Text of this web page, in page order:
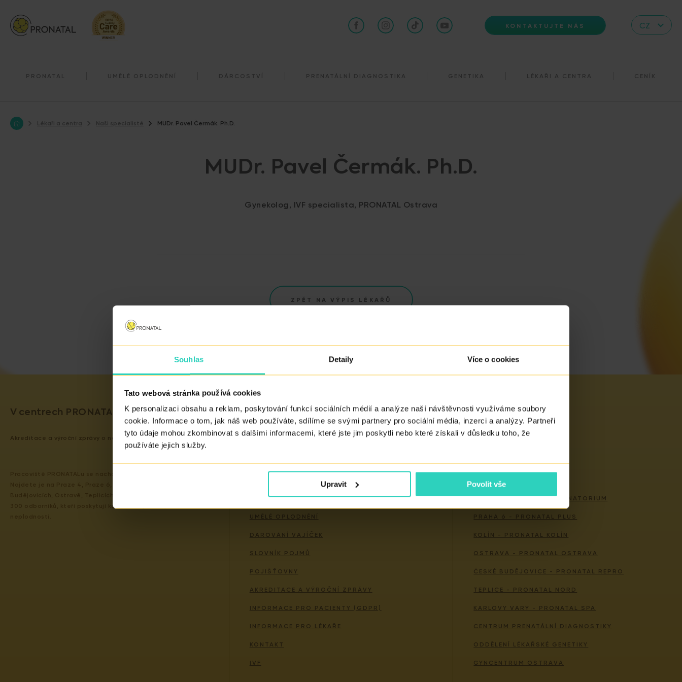
Souhlas Detaily Více o cookies
Tato webová stránka používá cookies
K personalizaci obsahu a reklam, poskytování funkcí sociálních médií a analýze naší návštěvnosti využíváme soubory
cookie. Informace o tom, jak náš web používáte, sdílíme se svými partnery pro sociální média, inzerci a analýzy. Partneři
tyto údaje mohou zkombinovat s dalšími informacemi, které jste jim poskytli nebo které získali v důsledku toho, že
používáte jejich služby.
Upravit Povolit vše
KONTAKTUJTE NÁS
CZ
IT
PRONATAL UMĚLÉ OPLODNĚNÍ DÁRCOSTVÍ PRENATÁLNÍ DIAGNOSTIKA GENETIKA LÉKAŘI A CENTRA CENÍK
Lékaři a centra Naši specialisté MUDr. Pavel Čermák. Ph.D.
MUDr. Pavel Čermák. Ph.D.
Gynekolog, IVF specialista, PRONATAL Ostrava
ZPĚT NA VÝPIS LÉKAŘŮ
V centrech PRONATAL garantujeme kvalitu svých služeb.
Akreditace a výroční zprávy o naší činnosti si prohlédněte ZDE.
300 odborníků, kteří poskytují komplexní péči o pár v oblasti
LÉČBA NEPLODNOSTI
UMĚLÉ OPLODNĚNÍ
DAROVÁNÍ VAJÍČEK
SLOVNÍK POJMŮ
POJIŠŤOVNY
AKREDITACE A VÝROČNÍ ZPRÁVY
INFORMACE PRO PACIENTY (GDPR)
INFORMACE PRO LÉKAŘE
KONTAKT
IVF
PRAHA 4 - PRONATAL SANATORIUM
PRAHA 6 - PRONATAL PLUS
KOLÍN - PRONATAL KOLÍN
OSTRAVA - PRONATAL OSTRAVA
ČESKÉ BUDĚJOVICE - PRONATAL REPRO
TEPLICE - PRONATAL NORD
KARLOVY VARY - PRONATAL SPA
CENTRUM PRENATÁLNÍ DIAGNOSTIKY
ODDĚLENÍ LÉKAŘSKÉ GENETIKY
GYNCENTRUM OSTRAVA